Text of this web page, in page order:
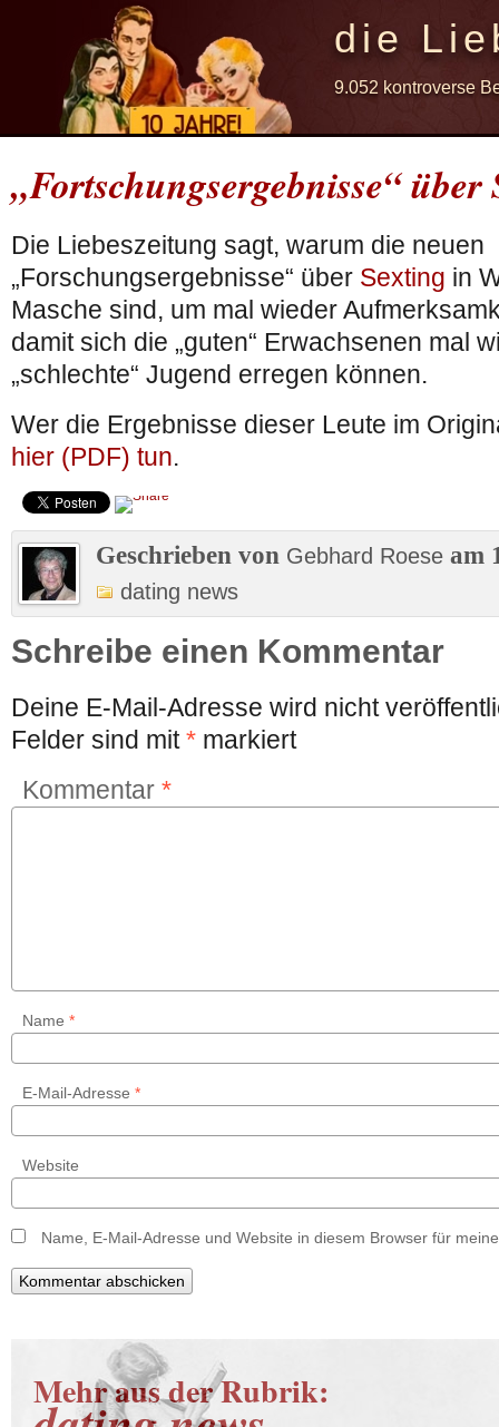
die
9.052 kontroverse
„Fortschungsergebnisse“ über
Die Liebeszeitung sagt, warum die neuen
„Forschungsergebnisse“ über Sexting in
Masche sind, um mal wieder
damit sich die „guten“ Erwachsenen mal
„schlechte“ Jugend erregen können.
Wer die Ergebnisse dieser Leute im
hier (PDF) tun.
Geschrieben von Gebhard Roese am
dating news
Schreibe einen Kommentar
Deine E-Mail-Adresse wird nicht
Felder sind mit* markiert
Kommentar *
Name *
E-Mail-Adresse *
Website
Name, E-Mail-Adresse und Website in diesem Browser für
Mehr aus der Rubrik: